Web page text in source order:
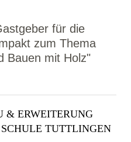
für die
zum Thema
Bauen mit Holz"
& ERWEITERUNG
TUTTLINGEN